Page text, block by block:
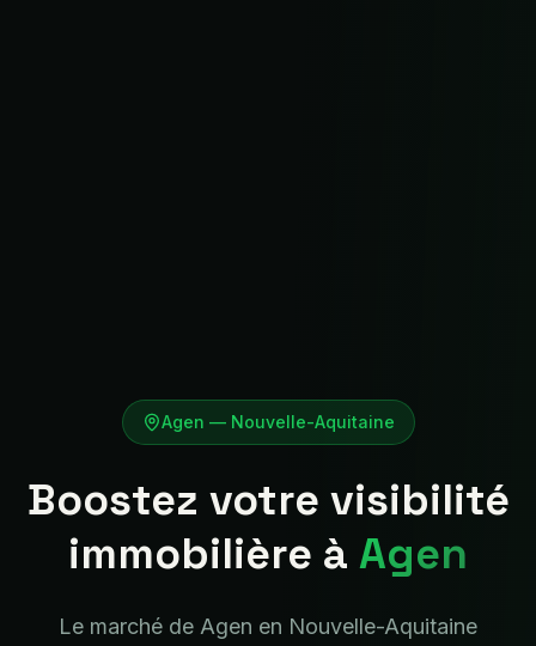
Agen — Nouvelle-Aquitaine
Boostez votre visibilité
immobilière à Agen
Le marché de Agen en Nouvelle-Aquitaine